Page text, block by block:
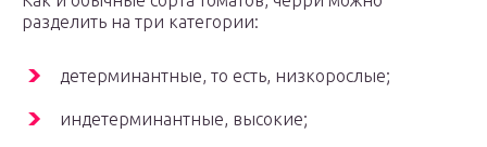
разделить на три категории:
детерминантные, то есть, низкорослые;
индетерминантные, высокие;